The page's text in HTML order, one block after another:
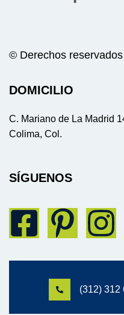
© Derechos
DOMICILIO
C. Mariano de La Madrid
Colima, Col.
SÍGUENOS
(312) 312